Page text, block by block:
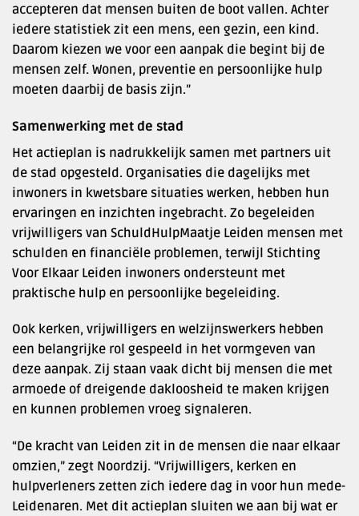
accepteren dat mensen buiten de boot vallen. Achter
iedere statistiek zit een mens, een gezin, een kind.
Daarom kiezen we voor een aanpak die begint bij de
mensen zelf. Wonen, preventie en persoonlijke hulp
moeten daarbij de basis zijn.”
Samenwerking met de stad
Het actieplan is nadrukkelijk samen met partners uit
de stad opgesteld. Organisaties die dagelijks met
inwoners in kwetsbare situaties werken, hebben hun
ervaringen en inzichten ingebracht. Zo begeleiden
vrijwilligers van SchuldHulpMaatje Leiden mensen met
schulden en financiële problemen, terwijl Stichting
Voor Elkaar Leiden inwoners ondersteunt met
praktische hulp en persoonlijke begeleiding.
Ook kerken, vrijwilligers en welzijnswerkers hebben
een belangrijke rol gespeeld in het vormgeven van
deze aanpak. Zij staan vaak dicht bij mensen die met
armoede of dreigende dakloosheid te maken krijgen
en kunnen problemen vroeg signaleren.
“De kracht van Leiden zit in de mensen die naar elkaar
omzien,” zegt Noordzij. “Vrijwilligers, kerken en
hulpverleners zetten zich iedere dag in voor hun mede-
Leidenaren. Met dit actieplan sluiten we aan bij wat er